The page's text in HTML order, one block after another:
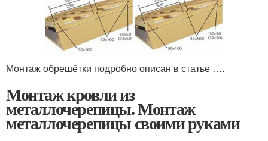
Монтаж обрешётки подробно описан в статье ….
Монтаж кровли из
металлочерепицы. Монтаж
металлочерепицы своими руками